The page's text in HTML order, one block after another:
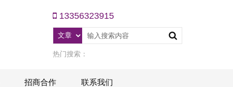
13356323915
热门搜索：
招商合作 联系我们